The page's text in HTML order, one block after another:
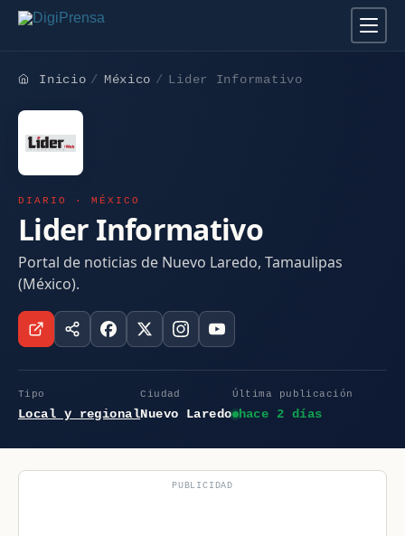
Inicio México Lider Informativo
DIARIO · MÉXICO
Lider Informativo
Portal de noticias de Nuevo Laredo, Tamaulipas
(México).
Tipo
Local y regional
Ciudad
Nuevo Laredo
Última publicación
hace 2 días
PUBLICIDAD